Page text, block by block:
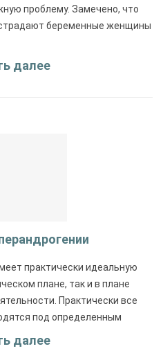
проблему. Замечено, что
беременные женщины
далее
практически идеальную
плане, так и в плане
Практически все
под определенным
воздействием.
далее